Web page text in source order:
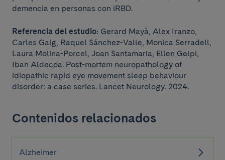
demencia en personas con iRBD.
Referencia del estudio: Gerard Mayà, Alex Iranzo,
Carles Gaig, Raquel Sánchez-Valle, Monica Serradell,
Laura Molina-Porcel, Joan Santamaria, Ellen Gelpi,
Iban Aldecoa. Post-mortem neuropathology of
idiopathic rapid eye movement sleep behaviour
disorder: a case series. Lancet Neurology. 2024.
Contenidos relacionados
Alzheimer